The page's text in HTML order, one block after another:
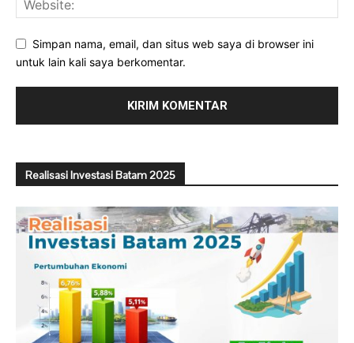
Simpan nama, email, dan situs web saya di browser ini
untuk lain kali saya berkomentar.
Realisasi Investasi Batam 2025